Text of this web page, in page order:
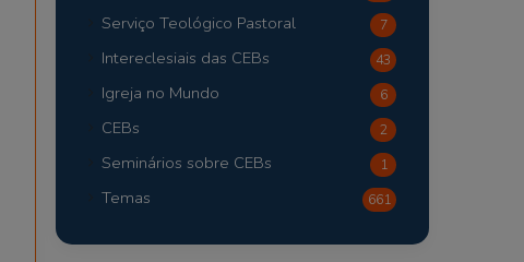
Serviço Teológico Pastoral 7
Intereclesiais das CEBs 43
Igreja no Mundo 6
CEBs 2
Seminários sobre CEBs 1
Temas 661